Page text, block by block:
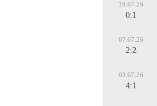
19.07.26
0:1
07.07.26
2:2
03.07.26
4:1